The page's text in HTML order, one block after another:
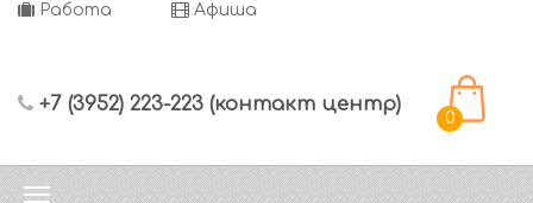
Работа
Афиша
+7 (3952) 223-223 (контакт центр)
0